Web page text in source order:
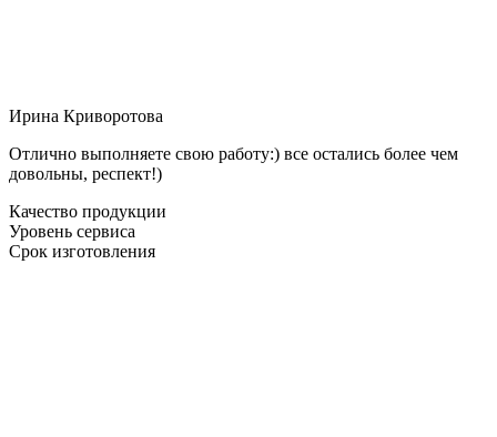
Ирина Криворотова
Отлично выполняете свою работу:) все остались более чем
довольны, респект!)
Качество продукции
Уровень сервиса
Срок изготовления